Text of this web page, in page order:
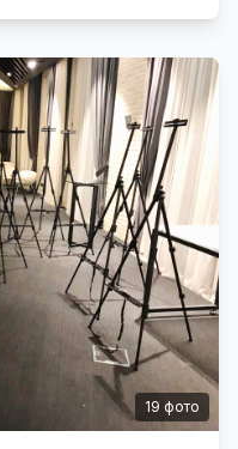
19 фото